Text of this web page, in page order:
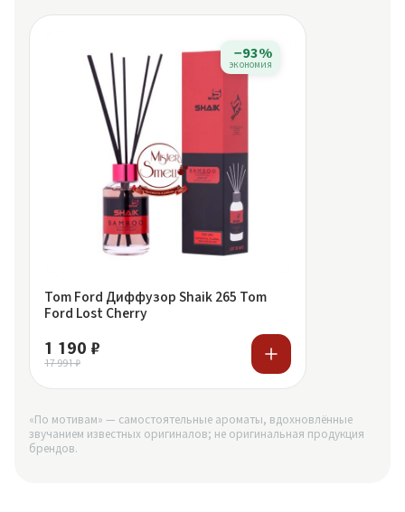
−93%
экономия
Tom Ford Диффузор Shaik 265 Tom
Ford Lost Cherry
1 190 ₽
17 991 ₽
«По мотивам» — самостоятельные ароматы, вдохновлённые
звучанием известных оригиналов; не оригинальная продукция
брендов.